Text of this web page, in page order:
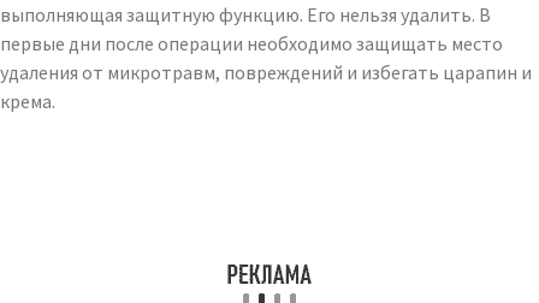
выполняющая защитную функцию. Его нельзя удалить. В
первые дни после операции необходимо защищать место
удаления от микротравм, повреждений и избегать царапин и
крема.